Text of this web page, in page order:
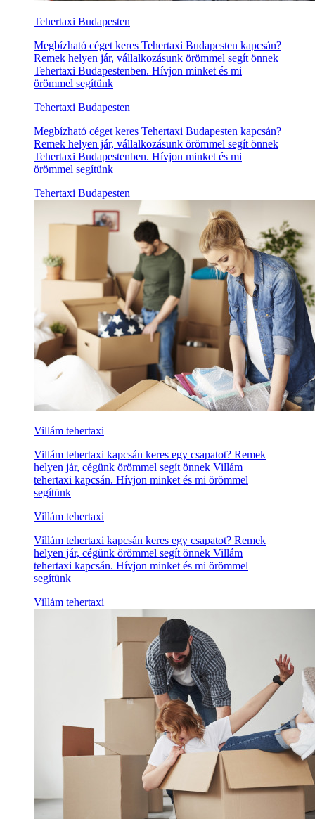
Tehertaxi Budapesten
Megbízható céget keres Tehertaxi Budapesten kapcsán?
Remek helyen jár, vállalkozásunk örömmel segít önnek
Tehertaxi Budapestenben. Hívjon minket és mi
örömmel segítünk
Tehertaxi Budapesten
Megbízható céget keres Tehertaxi Budapesten kapcsán?
Remek helyen jár, vállalkozásunk örömmel segít önnek
Tehertaxi Budapestenben. Hívjon minket és mi
örömmel segítünk
Tehertaxi Budapesten
Villám tehertaxi
Villám tehertaxi kapcsán keres egy csapatot? Remek
helyen jár, cégünk örömmel segít önnek Villám
tehertaxi kapcsán. Hívjon minket és mi örömmel
segítünk
Villám tehertaxi
Villám tehertaxi kapcsán keres egy csapatot? Remek
helyen jár, cégünk örömmel segít önnek Villám
tehertaxi kapcsán. Hívjon minket és mi örömmel
segítünk
Villám tehertaxi